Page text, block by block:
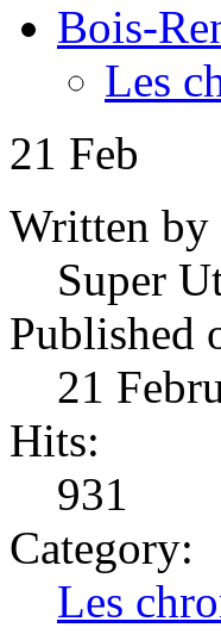
Bois-
Les
21 Feb
Written by
Super
Published
21
Hits:
931
Category:
Les